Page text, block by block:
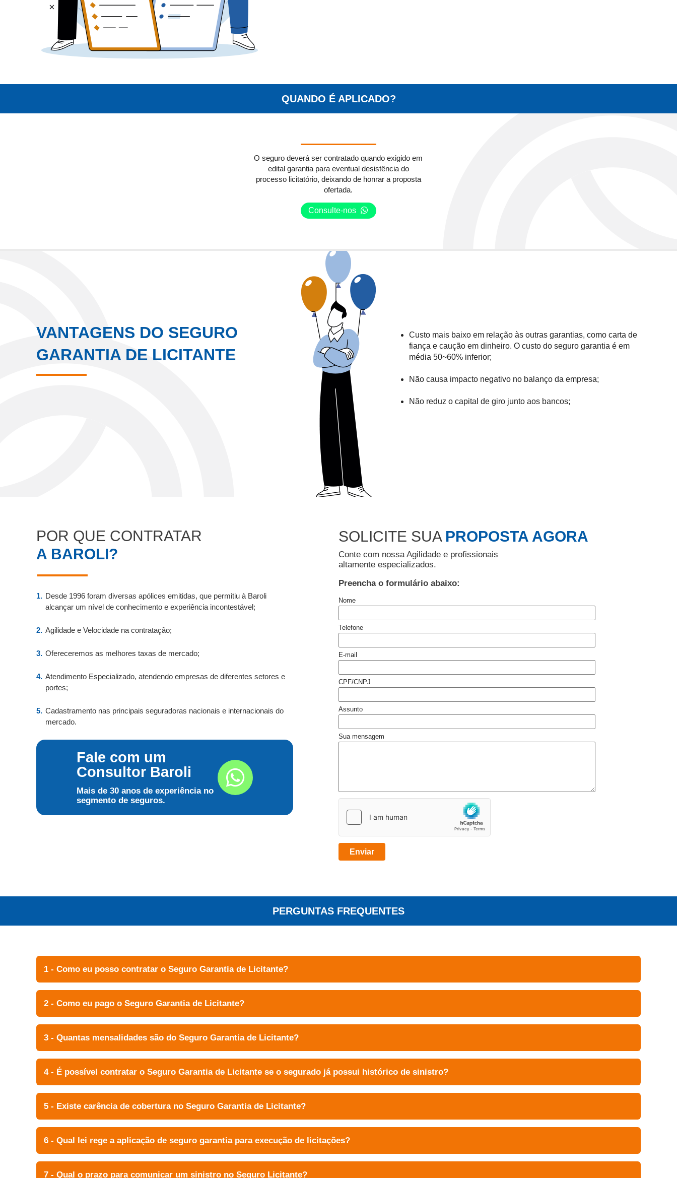
QUANDO É APLICADO?
O seguro deverá ser contratado quando exigido em
edital garantia para eventual desistência do
processo licitatório, deixando de honrar a proposta
ofertada.
Consulte-nos
VANTAGENS DO SEGURO
GARANTIA DE LICITANTE
Custo mais baixo em relação às outras garantias, como carta de
fiança e caução em dinheiro. O custo do seguro garantia é em
média 50~60% inferior;
Não causa impacto negativo no balanço da empresa;
Não reduz o capital de giro junto aos bancos;
POR QUE CONTRATAR
A BAROLI?
Desde 1996 foram diversas apólices emitidas, que permitiu à Baroli
alcançar um nível de conhecimento e experiência incontestável;
Agilidade e Velocidade na contratação;
Ofereceremos as melhores taxas de mercado;
Atendimento Especializado, atendendo empresas de diferentes setores e
portes;
Cadastramento nas principais seguradoras nacionais e internacionais do
mercado.
Fale com um
Consultor Baroli
Mais de 30 anos de experiência no
segmento de seguros.
SOLICITE SUA PROPOSTA AGORA
Conte com nossa Agilidade e profissionais
altamente especializados.
Preencha o formulário abaixo:
Nome
Telefone
E-mail
CPF/CNPJ
Assunto
Sua mensagem
PERGUNTAS FREQUENTES
1 - Como eu posso contratar o Seguro Garantia de Licitante?
2 - Como eu pago o Seguro Garantia de Licitante?
3 - Quantas mensalidades são do Seguro Garantia de Licitante?
4 - É possível contratar o Seguro Garantia de Licitante se o segurado já possui histórico de sinistro?
5 - Existe carência de cobertura no Seguro Garantia de Licitante?
6 - Qual lei rege a aplicação de seguro garantia para execução de licitações?
7 - Qual o prazo para comunicar um sinistro no Seguro Licitante?